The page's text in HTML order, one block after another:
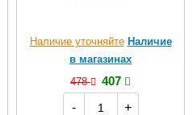
Наличие уточняйте Наличие
в магазинах
478
407
-
+